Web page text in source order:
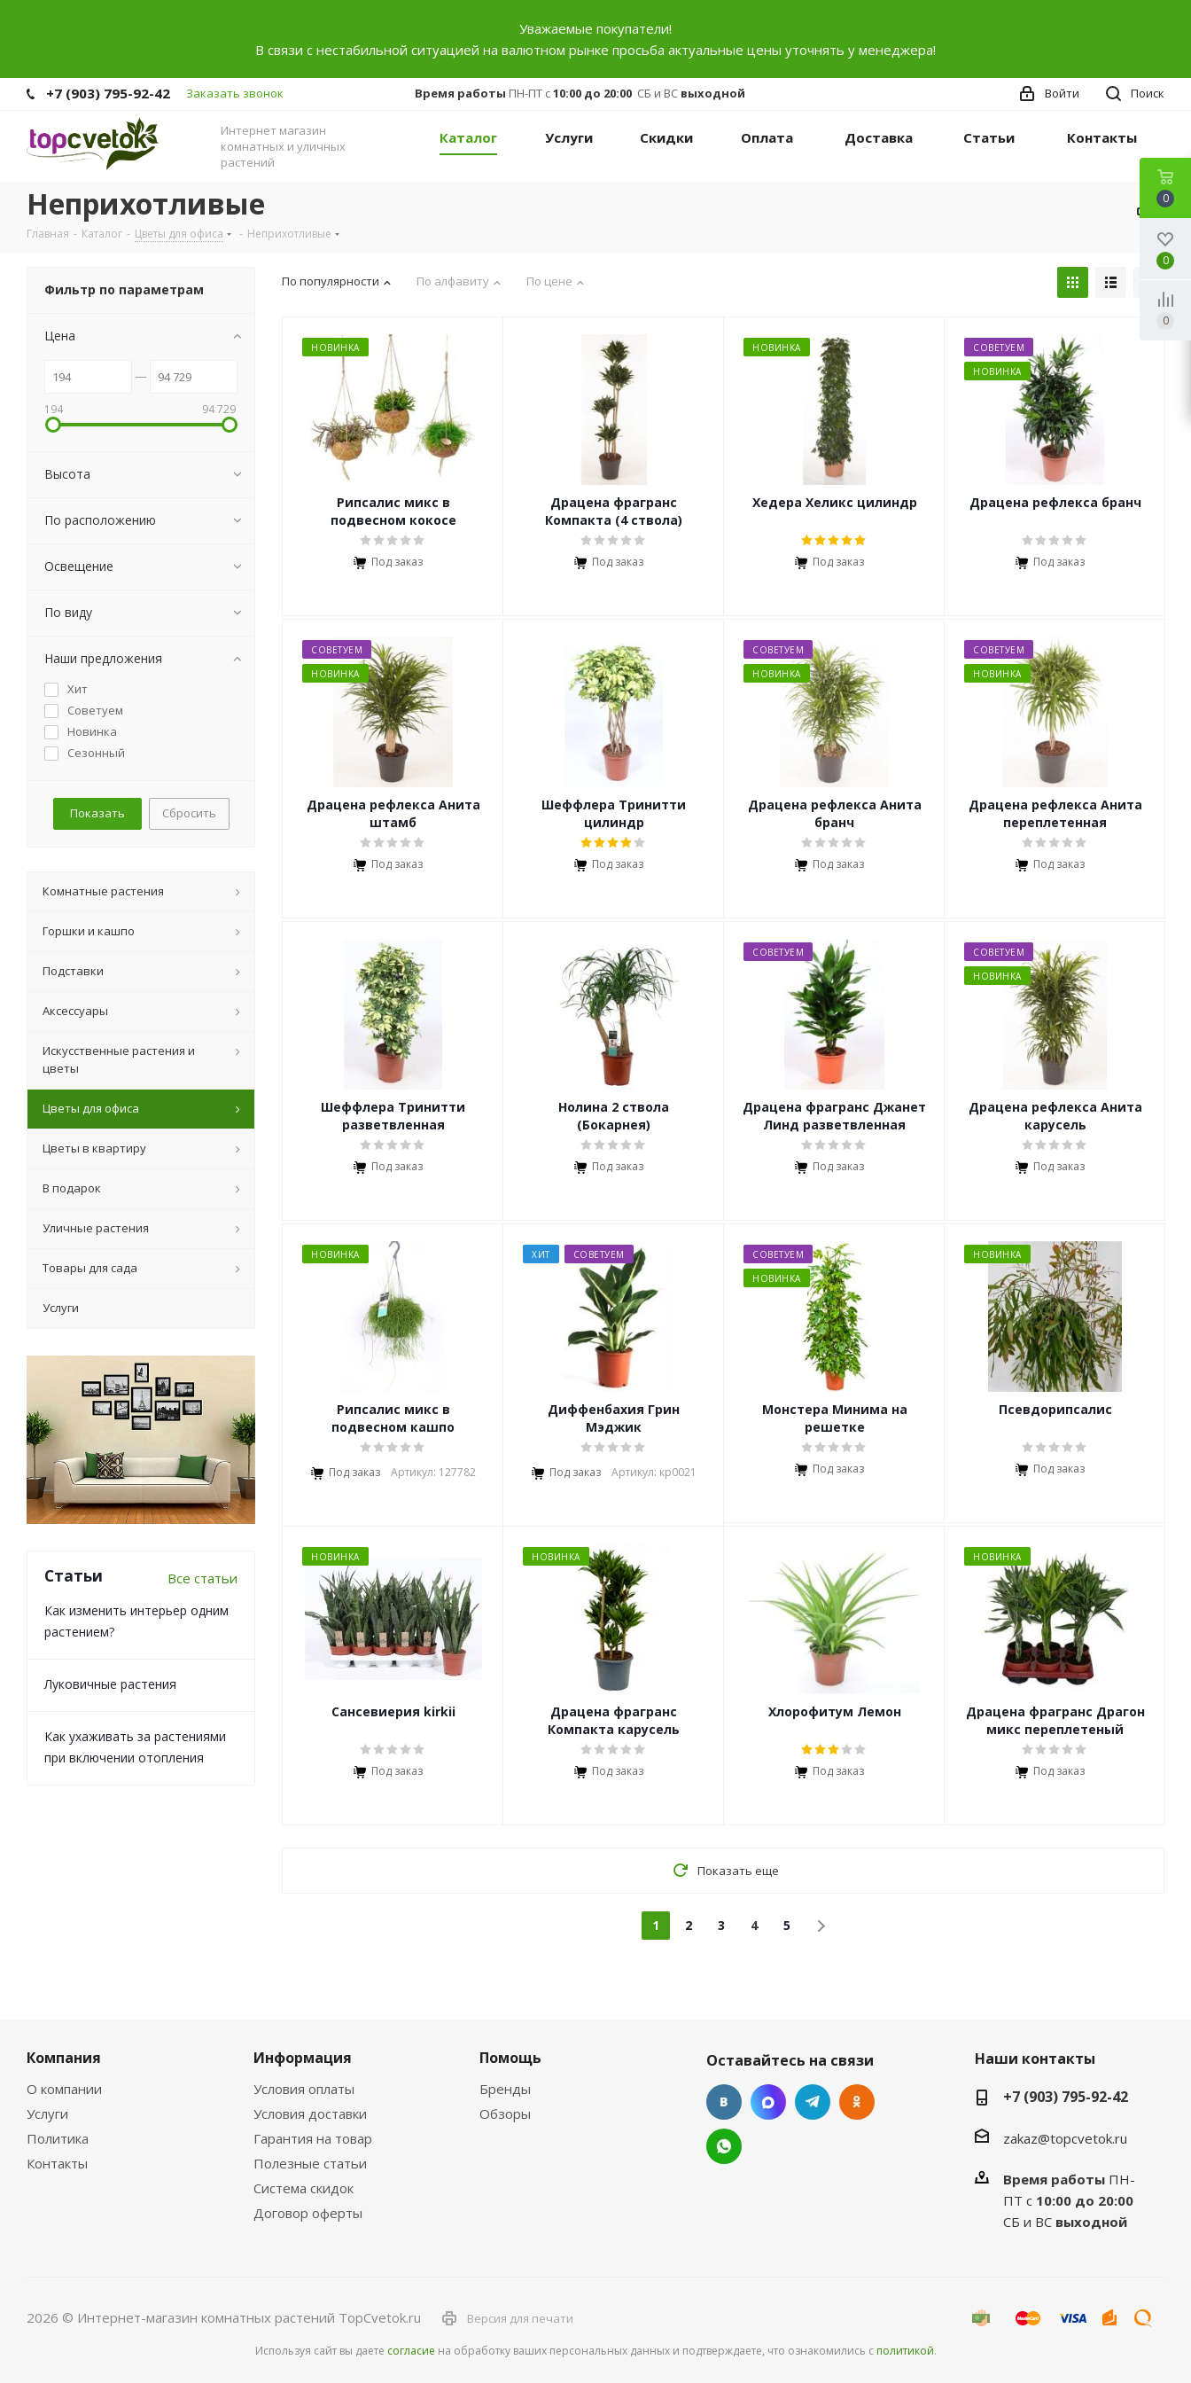
Уважаемые покупатели!
В связи с нестабильной ситуацией на валютном рынке просьба актуальные цены уточнять у менеджера!
+7 (903) 795-92-42 Заказать звонок Время работы ПН-ПТ с10:00 до 20:00 СБ и ВС выходной Поиск
Войти
Интернет магазин
комнатных и уличных
растений
Каталог Услуги Скидки Оплата Доставка Статьи Контакты
Неприхотливые
Главная - Каталог - Цветы для офиса - Неприхотливые
По популярности По алфавиту По цене
НОВИНКА
Рипсалис микс в
подвесном кокосе
Под заказ
Драцена фрагранс
Компакта (4 ствола)
Под заказ
НОВИНКА
Хедера Хеликс цилиндр
Под заказ
СОВЕТУЕМ
НОВИНКА
Драцена рефлекса бранч
Под заказ
СОВЕТУЕМ
НОВИНКА
Драцена рефлекса Анита
штамб
Под заказ
Шеффлера Тринитти
цилиндр
Под заказ
СОВЕТУЕМ
НОВИНКА
Драцена рефлекса Анита
бранч
Под заказ
СОВЕТУЕМ
НОВИНКА
Драцена рефлекса Анита
переплетенная
Под заказ
Шеффлера Тринитти
разветвленная
Под заказ
Нолина 2 ствола
(Бокарнея)
Под заказ
СОВЕТУЕМ
Драцена фрагранс Джанет
Линд разветвленная
Под заказ
СОВЕТУЕМ
НОВИНКА
Драцена рефлекса Анита
карусель
Под заказ
НОВИНКА
Рипсалис микс в
подвесном кашпо
Под заказ Артикул: 127782
ХИТ СОВЕТУЕМ
Диффенбахия Грин
Мэджик
Под заказ Артикул: кр0021
СОВЕТУЕМ
НОВИНКА
Монстера Минима на
решетке
Под заказ
НОВИНКА
Псевдорипсалис
Под заказ
НОВИНКА
Сансевиерия kirkii
Под заказ
НОВИНКА
Драцена фрагранс
Компакта карусель
Под заказ
Хлорофитум Лемон
Под заказ
НОВИНКА
Драцена фрагранс Драгон
микс переплетеный
Под заказ
Показать еще
1 2 3 4 5
Фильтр по параметрам
Цена
194 94 729
Высота
По расположению
Освещение
По виду
Наши предложения
Хит
Советуем
Новинка
Сезонный
Сбросить
Комнатные растения
Горшки и кашпо
Подставки
Аксессуары
Искусственные растения и
цветы
Цветы для офиса
Цветы в квартиру
В подарок
Уличные растения
Товары для сада
Услуги
Статьи Все статьи
Как изменить интерьер одним
растением?
Луковичные растения
Как ухаживать за растениями
при включении отопления
Компания
О компании
Услуги
Политика
Контакты
Информация
Условия оплаты
Условия доставки
Гарантия на товар
Полезные статьи
Система скидок
Договор оферты
Помощь
Бренды
Обзоры
Оставайтесь на связи
Наши контакты
+7 (903) 795-92-42
zakaz@topcvetok.ru
Время работыПН-
ПТ с 10:00 до 20:00
СБ и ВС выходной
2026 © Интернет-магазин комнатных растений TopCvetok.ru Версия для печати
Используя сайт вы даете согласие на обработку ваших персональных данных и подтверждаете, что ознакомились с политикой.
0
0
0